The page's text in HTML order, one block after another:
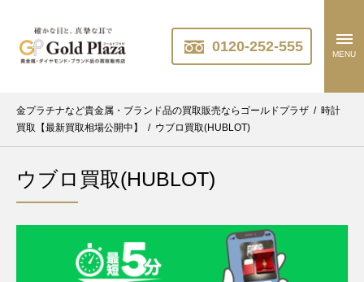
0120-252-555 MENU
金プラチナなど貴金属・ブランド品の買取販売ならゴールドプラザ / 時計
買取【最新買取相場公開中】
/ ウブロ買取(HUBLOT)
ウブロ買取(HUBLOT)